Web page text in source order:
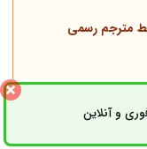
مترجم رسمی
امور خارجه
و آنلاینثبت سفارش